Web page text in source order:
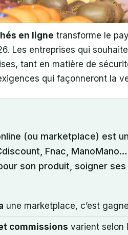
en ligne transforme le
Les entreprises qui
tant en matière de
qui façonneront la
(ou marketplace) est
Fnac,
son produit, soigner
une marketplace, c’est
commissions varient selon